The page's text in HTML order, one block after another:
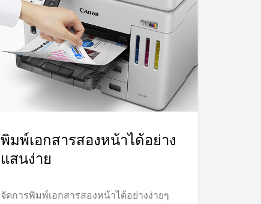
พิมพ์เอกสารสองหน้าได้อย่าง
แสนง่าย
จัดการพิมพ์เอกสารสองหน้าได้อย่างง่ายๆ